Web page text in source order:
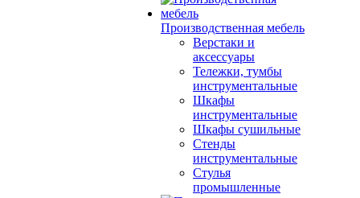
Производственная мебель
Верстаки и
аксессуары
Тележки, тумбы
инструментальные
Шкафы
инструментальные
Шкафы сушильные
Стенды
инструментальные
Cтулья
промышленные